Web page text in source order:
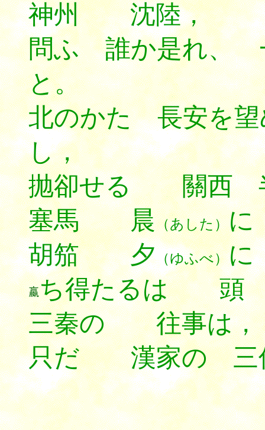
神州 沈陸，
問ふ 誰か是れ、
と。
北のかた 長安を
し，
抛卻せる 關西
塞馬 晨（あした）に
胡笳 夕（ゆふべ）に
ち得たるは 頭
三秦の 往事は，
只だ 漢家の 三